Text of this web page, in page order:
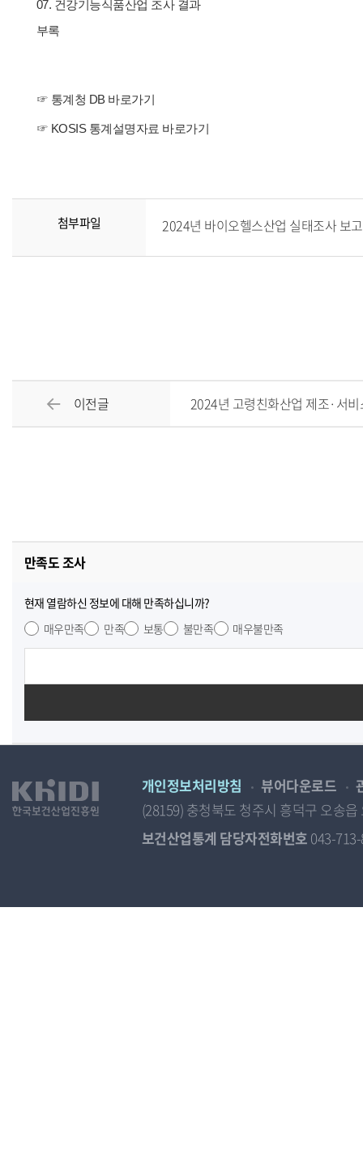
07. 건강기능식품산업 조사 결과
부록
☞ 통계청 DB 바로가기
☞ KOSIS 통계설명자료 바로가기
첨부파일 2024년 바이오헬스산업 실태조사 보
이전글 2024년 고령친화산업 제조·서
만족도 조사
현재 열람하신 정보에 대해 만족하십니까?
매우만족
만족 보통 불만족 매우불만족
개인정보처리방침 뷰어다운로드
(28159) 충청북도 청주시 흥덕구 오송
보건산업통계 담당자전화번호 043-